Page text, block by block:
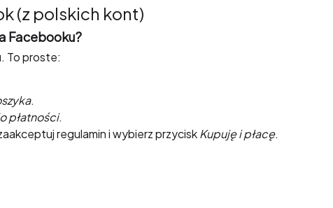
(z polskich kont)
Facebooku?
To proste:
.
płatności.
regulamin i wybierz przyciskKupuję i płacę.